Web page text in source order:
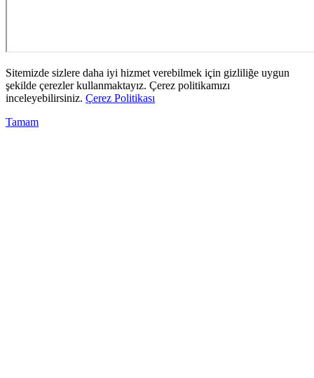
Sitemizde sizlere daha iyi hizmet verebilmek için gizliliğe uygun
şekilde çerezler kullanmaktayız. Çerez politikamızı
inceleyebilirsiniz. Çerez Politikası
Tamam